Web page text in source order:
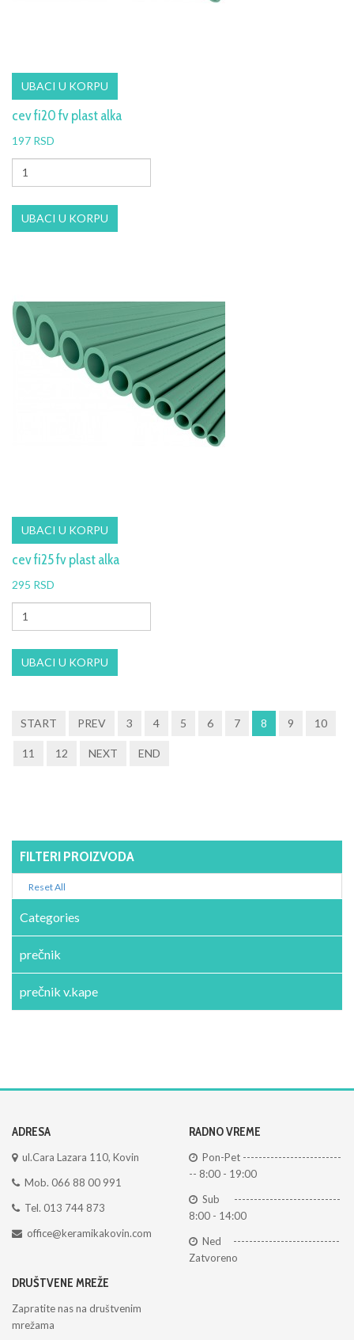
cev fi20 fv plast alka
197 RSD
cev fi25 fv plast alka
295 RSD
START PREV 3 4 5 6 7 8 9 10
11 12 NEXT END
FILTERI PROIZVODA
Reset All
Categories
prečnik
prečnik v.kape
ADRESA
ul.Cara Lazara 110, Kovin
Mob. 066 88 00 991
Tel. 013 744 873
office@keramikakovin.com
RADNO VREME
Pon-Pet -------------------------
-- 8:00 - 19:00
Sub ---------------------------
8:00 - 14:00
Ned ---------------------------
Zatvoreno
DRUŠTVENE MREŽE
Zapratite nas na društvenim
mrežama